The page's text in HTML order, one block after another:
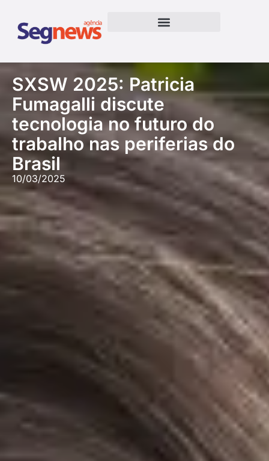
SXSW 2025: Patricia
Fumagalli discute
tecnologia no futuro do
trabalho nas periferias do
Brasil
10/03/2025